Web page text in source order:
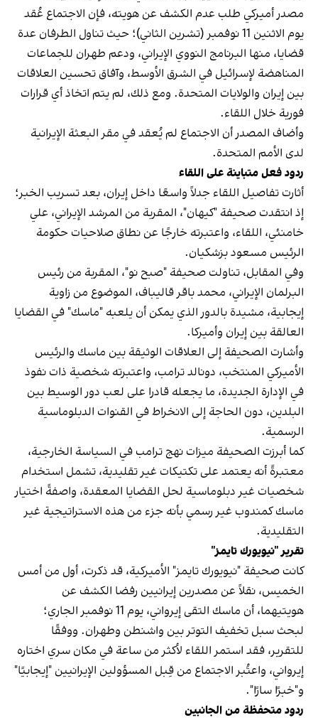
مصدر أميركي طلب عدم الكشف عن هويته، فإن الاجتماع عُقد
يوم الاثنين 11 نوفمبر (تشرين الثاني)؛ حيث تناول الطرفان عدة
قضايا، منها البرنامج النووي الإيراني، ودعم طهران للجماعات
المناهضة لإسرائيل في الشرق الأوسط، وآفاق تحسين العلاقات
بين إيران والولايات المتحدة. ومع ذلك، لم يتم اتخاذ أي قرارات
فورية خلال اللقاء.
وأضاف المصدر أن الاجتماع لم يُعقد في مقر البعثة الإيرانية
لدى الأمم المتحدة.
ردود فعل متباينة على اللقاء
أثارت تفاصيل اللقاء جدلاً واسعًا داخل إيران، بعد تسريب الخبر؛
إذ انتقدت صحيفة "كيهان"، المقربة من المرشد الإيراني، علي
خامنئي، اللقاء، واعتبرته خارجًا عن نطاق صلاحيات حكومة
الرئيس مسعود بزشكيان.
وفي المقابل، تناولت صحيفة "صبح نو"، المقربة من رئيس
البرلمان الإيراني، محمد باقر قاليباف، الموضوع من زاوية
إيجابية، مشيدة بالدور الذي يمكن أن يلعبه "ماسك" في القضايا
العالقة بين إيران وأميركا.
وأشارت الصحيفة إلى العلاقات الوثيقة بين ماسك والرئيس
الأميركي المنتخب، دونالد ترامب، واعتبرته شخصية ذات نفوذ
في الإدارة الجديدة، ما يجعله قادرا على لعب دور الوسيط بين
البلدين، دون الحاجة إلى الانخراط في القنوات الدبلوماسية
الرسمية.
كما أبرزت الصحيفة ميزات نهج ترامب في السياسة الخارجية،
معتبرةً أنه يعتمد على تكتيكات غير تقليدية، تشمل استخدام
شخصيات غير دبلوماسية لحل القضايا المعقدة، واصفةً اختيار
ماسك كمندوب غير رسمي بأنه جزء من هذه الاستراتيجية غير
التقليدية.
تقرير "نيويورك تايمز"
كانت صحيفة "نيويورك تايمز" الأميركية، قد ذكرت، أول من أمس
الخميس، نقلاً عن مصدرين إيرانيين رفضا الكشف عن
هويتيهما، أن ماسك التقى إيرواني، يوم 11 نوفمبر الجاري؛
لبحث سبل تخفيف التوتر بين واشنطن وطهران. ووفقًا
للتقرير، فقد استمر اللقاء لأكثر من ساعة في مكان سري اختاره
إيرواني، واعتُبر الاجتماع من قِبل المسؤولين الإيرانيين "إيجابيًا"
و"خبرًا سارًا".
ردود متحفظة من الجانبين